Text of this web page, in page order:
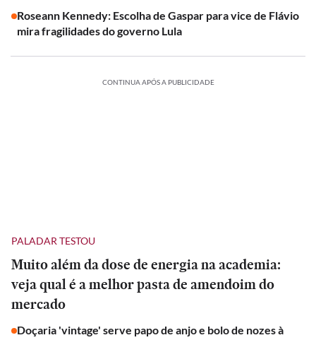
Roseann Kennedy: Escolha de Gaspar para vice de Flávio
mira fragilidades do governo Lula
CONTINUA APÓS A PUBLICIDADE
PALADAR TESTOU
Muito além da dose de energia na academia:
veja qual é a melhor pasta de amendoim do
mercado
Doçaria 'vintage' serve papo de anjo e bolo de nozes à